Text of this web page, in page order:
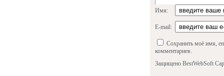
Имя:
E-mail:
Сохранить моё имя,
комментариев.
Защищено BestWebSoft